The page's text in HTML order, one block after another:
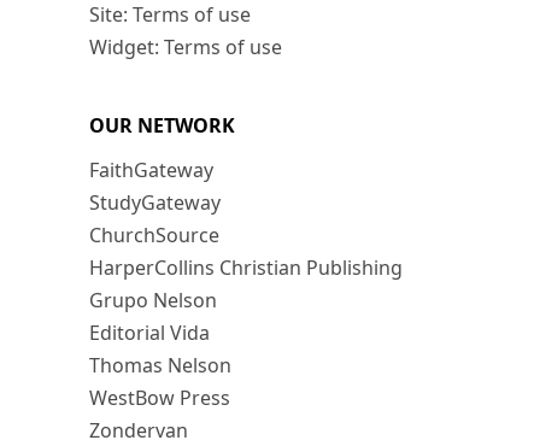
Site: Terms of use
Widget: Terms of use
OUR NETWORK
FaithGateway
StudyGateway
ChurchSource
HarperCollins Christian Publishing
Grupo Nelson
Editorial Vida
Thomas Nelson
WestBow Press
Zondervan